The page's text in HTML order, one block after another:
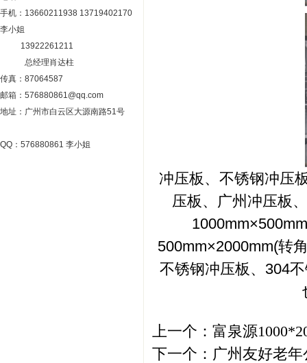
冲压板、不锈钢冲压
压板、广州冲压板
500mm×2000mm(转
不锈钢冲压板、304
上一个： 富泉源
下一个： 广州友好老
手机：13660211938 13719402170
李小姐
13922261211
总经理肖达柱
传真：87064587
邮箱：576880861@qq.com
地址：广州市白云区大源南路51号
QQ：576880861 李小姐